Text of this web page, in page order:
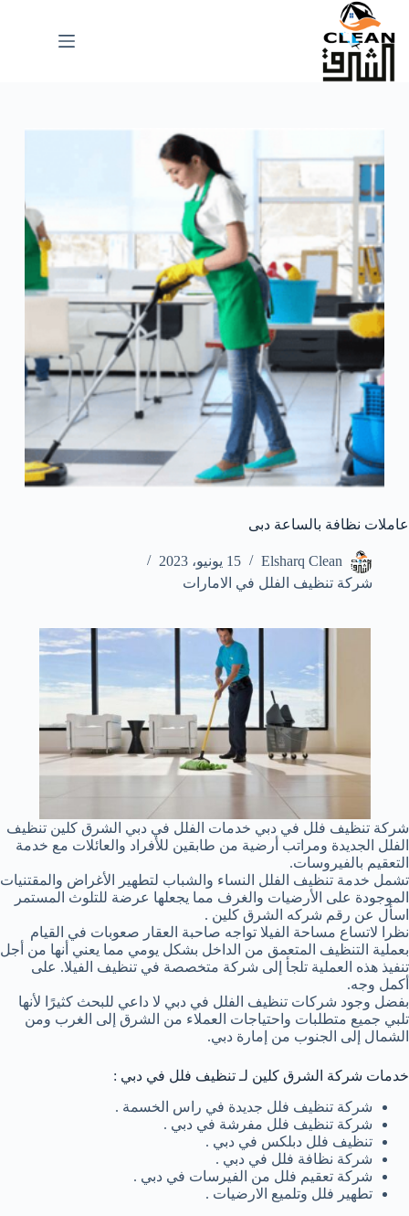
التجاوز
المحتوى
عاملات نظافة بالساعة دبى
Elsharq Clean
15 يونيو، 2023
شركة تنظيف الفلل في الامارات
شركة تنظيف فلل في دبي خدمات الفلل في دبي الشرق كلين تنظيف
الفلل الجديدة ومراتب أرضية من طابقين للأفراد والعائلات مع خدمة
التعقيم بالفيروسات.
تشمل خدمة تنظيف الفلل النساء والشباب لتطهير الأغراض والمقتنيات
الموجودة على الأرضيات والغرف مما يجعلها عرضة للتلوث المستمر
اسأل عن رقم شركه الشرق كلين .
نظرا لاتساع مساحة الفيلا تواجه صاحبة العقار صعوبات في القيام
بعملية التنظيف المتعمق من الداخل بشكل يومي مما يعني أنها من أجل
تنفيذ هذه العملية تلجأ إلى شركة متخصصة في تنظيف الفيلا. على
أكمل وجه.
بفضل وجود شركات تنظيف الفلل في دبي لا داعي للبحث كثيرًا لأنها
تلبي جميع متطلبات واحتياجات العملاء من الشرق إلى الغرب ومن
الشمال إلى الجنوب من إمارة دبي.
خدمات شركة الشرق كلين لـ تنظيف فلل في دبي :
شركة تنظيف فلل جديدة في راس الخسمة .
شركة تنظيف فلل مفرشة في دبي .
تنظيف فلل دبلكس في دبي .
شركة نظافة فلل في دبي .
شركة تعقيم فلل من الفيرسات في دبي .
تطهير فلل وتلميع الارضيات .